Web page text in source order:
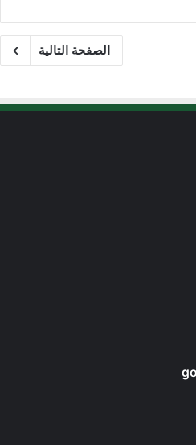
الصفحة التالية